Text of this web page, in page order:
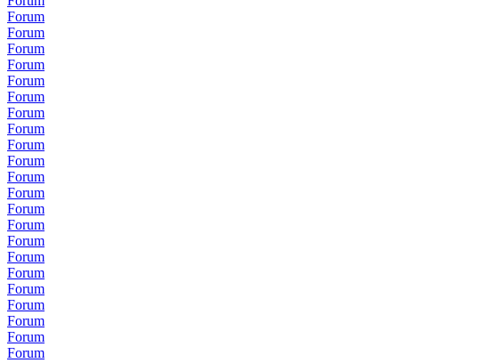
Forum
Forum
Forum
Forum
Forum
Forum
Forum
Forum
Forum
Forum
Forum
Forum
Forum
Forum
Forum
Forum
Forum
Forum
Forum
Forum
Forum
Forum